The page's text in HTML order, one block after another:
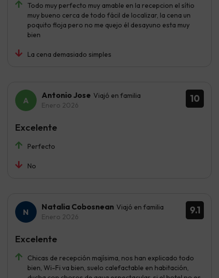
Todo muy perfecto muy amable en la recepcion el sítio
muy bueno cerca de todo fácil de localizar, la cena un
poquito floja pero no me quejo él desayuno esta muy
bien
La cena demasiado simples
10
Antonio Jose Viajó en familia
Enero 2026
Perfecto
No
Excelente
9.1
Natalia Cobosnean Viajó en familia
Enero 2026
Chicas de recepción majísima, nos han explicado todo
bien, Wi-Fi va bien, suelo calefactable en habitación,
Excelente